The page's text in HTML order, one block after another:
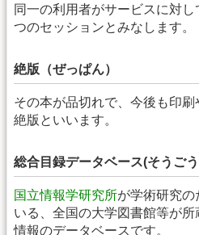
同一の利用者がサービスに対
つのセッションとみなします。
絶版（ぜっぱん）
その本が品切れで、今後も印
絶版といいます。
総合目録データベース(そうご
国立情報学研究所が学術研究の
いる、全国の大学図書館等が
情報のデータベースです。